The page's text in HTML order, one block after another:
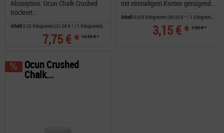
Absorption. Ocun Chalk Crushed
trocknet...
Inhalt0.25 Kilogramm (31,00 € * / 1 Kilogramm)
7,75 € * 10,95 € *
mit einmaligem Kneten genügend...
Inhalt0.035 Kilogramm (90,00 € * / 1 Kilogramm)
3,15 € * 3,90 € *
Ocun Crushed
Chalk...